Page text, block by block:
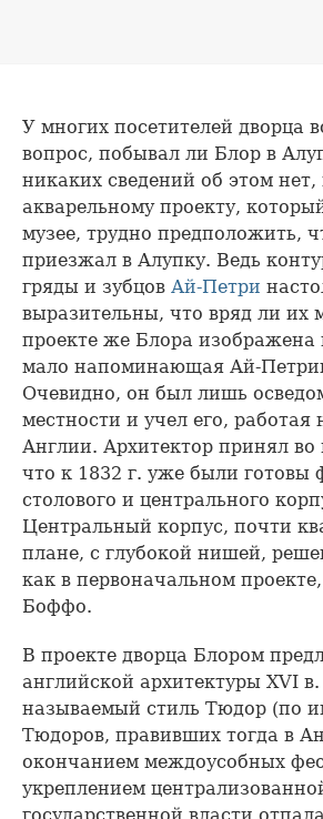
У многих посетителей дворца
вопрос, побывал ли Блор в
никаких сведений об этом нет,
акварельному проекту,
музее, трудно предположить,
приезжал в Алупку. Ведь
гряды и зубцов Ай-Петри
выразительны, что вряд ли их
проекте же Блора изображена
мало напоминающая Ай-
Очевидно, он был лишь
местности и учел его, работая
Англии. Архитектор принял во
что к 1832 г. уже были готовы
столового и центрального
Центральный корпус, почти
плане, с глубокой нишей,
как в первоначальном
Боффо.
В проекте дворца Блором
английской архитектуры XVI
называемый стиль Тюдор (по
Тюдоров, правивших тогда в
окончанием междоусобных
укреплением